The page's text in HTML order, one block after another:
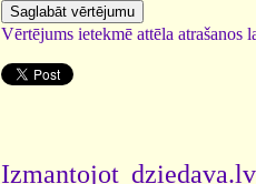
Vērtējums ietekmē attēla atrašanos
Izmantojot